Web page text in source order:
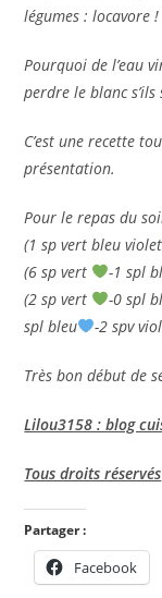
légumes : locavore !
Pourquoi de l’eau
perdre le blanc
C’est une recette
présentation.
Pour le repas du
(1 sp vert bleu violet
(6 sp vert
-1 spl
(2 sp vert
-0 spl
spl bleu
-2 spv
Très bon début de
Lilou3158 : blog
Tous droits réservés
Partager :
Facebook